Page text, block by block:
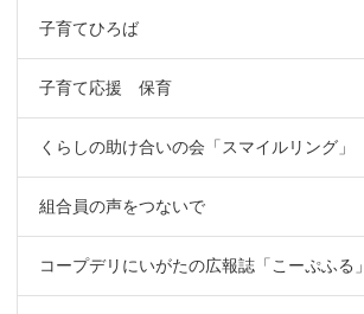
子育てひろば
子育て応援 保育
くらしの助け合いの会「スマイルリング」
組合員の声をつないで
コープデリにいがたの広報誌「こーぷふる」